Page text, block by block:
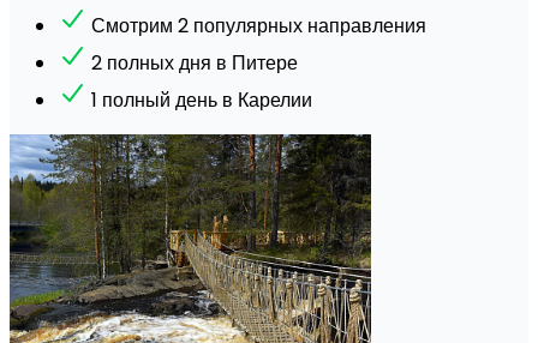
Смотрим 2 популярных направления
2 полных дня в Питере
1 полный день в Карелии